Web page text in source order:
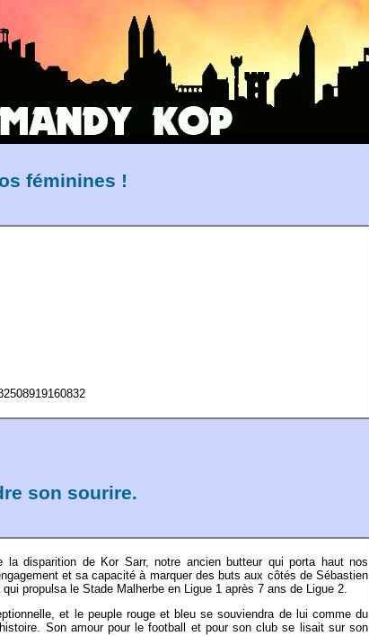
féminines !
son sourire.
la disparition de Kor Sarr, notre ancien butteur qui porta haut nos
et sa capacité à marquer des buts aux côtés de Sébastien
propulsa le Stade Malherbe en Ligue 1 après 7 ans de Ligue 2.
et le peuple rouge et bleu se souviendra de lui comme du
Son amour pour le football et pour son club se lisait sur son